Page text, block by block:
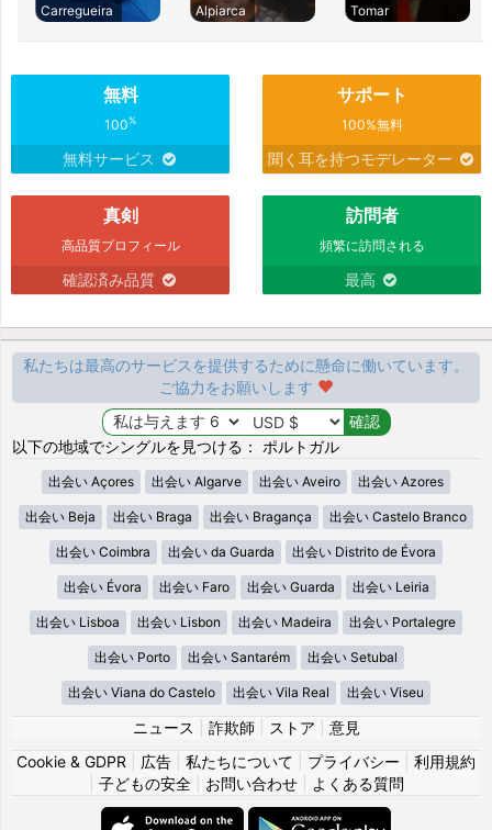
Carregueira
Alpiarca
Tomar
無料
100%
無料サービス
サポート
100%無料
聞く耳を持つモデレーター
真剣
高品質プロフィール
確認済み品質
訪問者
頻繁に訪問される
最高
私たちは最高のサービスを提供するために懸命に働いています。
ご協力をお願いします
以下の地域でシングルを見つける： ポルトガル
出会い Açores 出会い Algarve 出会い Aveiro 出会い Azores
出会い Beja 出会い Braga 出会い Bragança 出会い Castelo Branco
出会い Coimbra 出会い da Guarda 出会い Distrito de Évora
出会い Évora 出会い Faro 出会い Guarda 出会い Leiria
出会い Lisboa 出会い Lisbon 出会い Madeira 出会い Portalegre
出会い Porto 出会い Santarém 出会い Setubal
出会い Viana do Castelo 出会い Vila Real 出会い Viseu
ニュース 詐欺師 ストア
意見
Cookie & GDPR
広告 私たちについて プライバシー
利用規約
子どもの安全| お問い合わせ| よくある質問